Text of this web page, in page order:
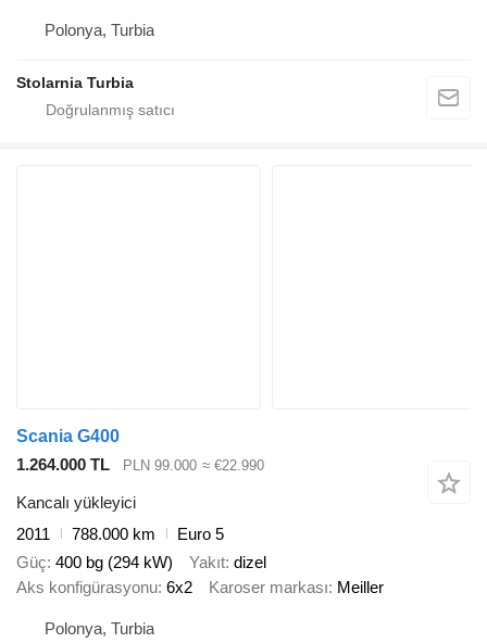
Polonya, Turbia
Stolarnia Turbia
Scania G400
1.264.000 TL
PLN 99.000 ≈ €22.990
Kancalı yükleyici
2011
788.000 km
Euro 5
Güç 400 bg (294 kW) Yakıt dizel
Aks konfigürasyonu 6x2 Karoser markası Meiller
Polonya, Turbia